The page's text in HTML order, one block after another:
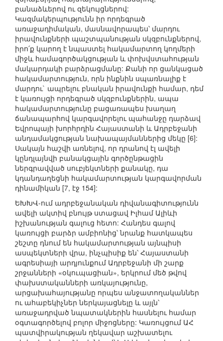
բանաձևերով ու զեկույցներով:
Կազմակերպությունն իր որդեգրած
առաջադիմական, մասնավորապես՝ մարդու
իրավունքների պաշտպանության սկզբունքներով,
իրո՛ք կարող է նպաստել հակամարտող կողմերի
միջև համագործակցության և փոխվստահության
մակարդակի բարձրացմանը: Քանի որ ցանկացած
հակամարտություն, որն ինքնին սպառնալիք է
մարդու` ապրելու բնական իրավունքի համար, դեմ
է կառույցի որդեգրած սկզբունքներին, ապա
հակամարտությունը բացառապես խաղաղ
ճանապարհով կարգավորելու պահանջը դարձավ
Եվրոպայի խորհրդին Հայաստանի և Ադրբեջանի
անդամակցության նախապայմաններից մեկը [6]:
Սակայն հաշվի առնելով, որ դրանով էլ ավելի
կընդլայնվի բանակցային գործընթացին
ներգրավված սուբյեկտների քանակը, դա
կդանդաղեցնի հակամարտության կարգավորման
դինամիկան [7, էջ 154]:
ԵԽԽՎ-ում ադրբեջանական դիվանագիտությունն
ավելի ակտիվ բնույթ ստացավ Իլհամ Ալիևի
իշխանության գալուց հետո: Հանդես գալով
կառույցի բարձր ամբիոնից՝ նրանք հատկապես
շեշտը դնում են հակամարտության այնպիսի
ասպեկտների վրա, ինչպիսիք են՝ Հայաստանի
ագրեսիայի արդյունքում Ադրբեջանի մի շարք
շրջանների «օկուպացիան», երկրում մեծ թվով
փախստականների առկայությունը,
արցախահայությանը որպես անջատողականներ
ու ահաբեկիչներ ներկայացնելը և այլն՝
առաջադրված նպատակներին հասնելու համար
օգտագործելով բոլոր միջոցները: Կառույցում ԱՀ
պատվիրակության ղեկավար աշխատելու